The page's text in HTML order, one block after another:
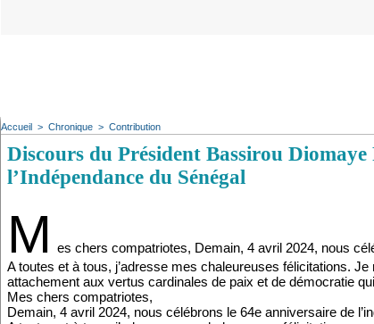
Accueil > Chronique > Contribution
Discours du Président Bassirou
l’Indépendance du Sénégal
M
es chers compatriotes, Demain, 4 avril 2024, nous
A toutes et à tous, j’adresse mes chaleureuses félicitations.
attachement aux vertus cardinales de paix et de démocratie
Mes chers compatriotes,
Demain, 4 avril 2024, nous célébrons le 64e anniversaire de